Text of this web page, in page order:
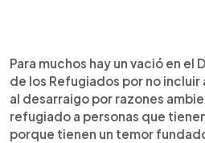
Para muchos hay un vació en el
de los Refugiados por no incluir
al desarraigo por razones
refugiado a personas que
porque tienen un temor